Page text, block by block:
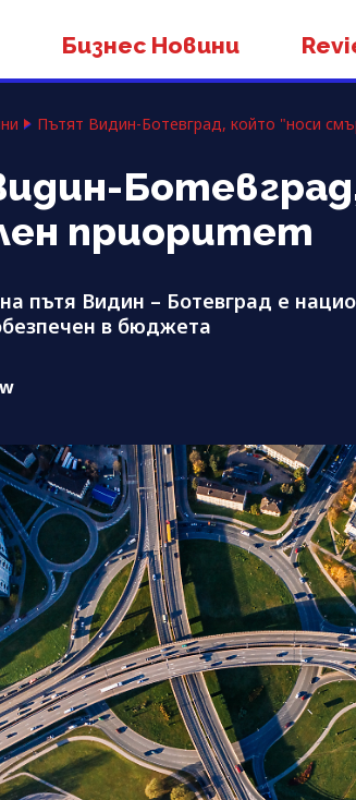
Бизнес Новини
Пътят Видин-Ботевград, който "носи
приоритет
пътя Видин – Ботевград е
в бюджета